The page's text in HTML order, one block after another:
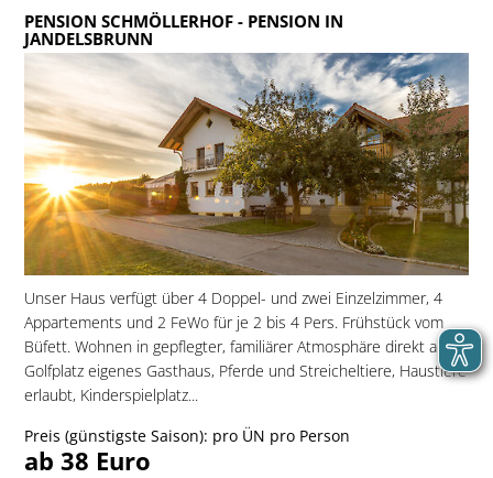
PENSION SCHMÖLLERHOF- PENSION IN
JANDELSBRUNN
Unser Haus verfügt über 4 Doppel- und zwei Einzelzimmer, 4
Appartements und 2 FeWo für je 2 bis 4 Pers. Frühstück vom
Büfett. Wohnen in gepflegter, familiärer Atmosphäre direkt am
Golfplatz eigenes Gasthaus, Pferde und Streicheltiere, Haustiere
erlaubt, Kinderspielplatz...
Preis (günstigste Saison): pro ÜN pro Person
ab 38 Euro